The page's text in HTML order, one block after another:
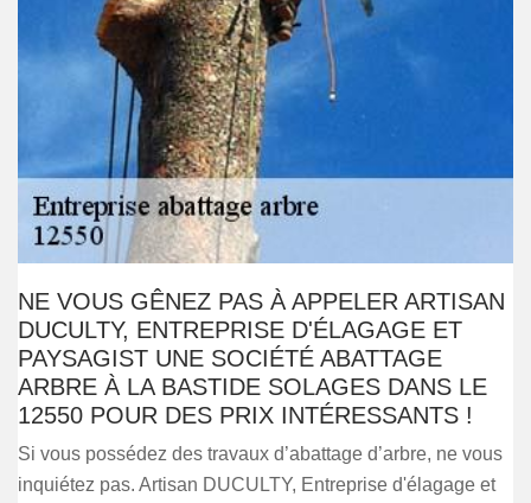
NE VOUS GÊNEZ PAS À APPELER ARTISAN
DUCULTY, ENTREPRISE D'ÉLAGAGE ET
PAYSAGIST UNE SOCIÉTÉ ABATTAGE
ARBRE À LA BASTIDE SOLAGES DANS LE
12550 POUR DES PRIX INTÉRESSANTS !
Si vous possédez des travaux d’abattage d’arbre, ne vous
inquiétez pas. Artisan DUCULTY, Entreprise d'élagage et